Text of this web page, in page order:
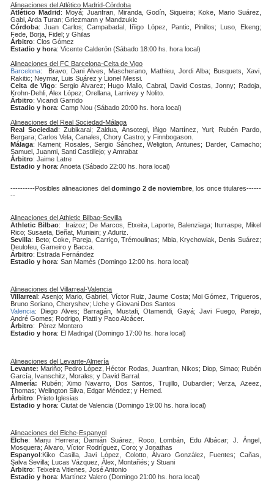
Alineaciones del Atlético Madrid-Córdoba
Atlético Madrid: Moyá; Juanfran, Miranda, Godín, Siqueira; Koke, Mario Suárez,
Gabi, Arda Turan; Griezmann y Mandzukic
Córdoba: Juan Carlos; Campabadal, Iñigo López, Pantic, Pinillos; Luso, Ekeng;
Fede, Borja, Fidel; y Ghilas
Árbitro: Clos Gómez
Estadio y hora: Vicente Calderón (Sábado 18:00 hs. hora local)
Alineaciones del FC Barcelona-Celta de Vigo
Barcelona: Bravo; Dani Alves, Mascherano, Mathieu, Jordi Alba; Busquets, Xavi,
Rakitic; Neymar, Luis Suárez y Lionel Messi.
Celta de Vigo: Sergio Álvarez; Hugo Mallo, Cabral, David Costas, Jonny; Radoja,
Krohn-Dehli, Álex López; Orellana, Larrivey y Nolito.
Árbitro: Vicandi Garrido
Estadio y hora: Camp Nou (Sábado 20:00 hs. hora local)
Alineaciones del Real Sociedad-Málaga
Real Sociedad: Zubikarai; Zaldua, Ansotegi, Iñigo Martínez, Yuri; Rubén Pardo,
Bergara; Carlos Vela, Canales, Chory Castro; y Finnbogason.
Málaga: Kameni; Rosales, Sergio Sánchez, Weligton, Antunes; Darder, Camacho;
Samuel, Juanmi, Santi Castillejo; y Amrabat
Árbitro: Jaime Latre
Estadio y hora: Anoeta (Sábado 22:00 hs. hora local)
----------Posibles alineaciones del domingo 2 de noviembre , los once titulares------
--
Alineaciones del Athletic Bilbao-Sevilla
Athletic Bilbao: Iraizoz; De Marcos, Etxeita, Laporte, Balenziaga; Iturraspe, Mikel
Rico; Susaeta, Beñat, Muniain; y Aduriz.
Sevilla: Beto; Coke, Pareja, Carriço, Trémoulinas; Mbia, Krychowiak, Denis Suárez;
Deulofeu, Gameiro y Bacca.
Árbitro: Estrada Fernández
Estadio y hora: San Mamés (Domingo 12:00 hs. hora local)
Alineaciones del Villarreal-Valencia
Villarreal: Asenjo; Mario, Gabriel, Víctor Ruiz, Jaume Costa; Moi Gómez, Trigueros,
Bruno Soriano, Cheryshev; Uche y Giovani Dos Santos
Valencia: Diego Alves; Barragán, Mustafi, Otamendi, Gayá; Javi Fuego, Parejo,
André Gomes; Rodrigo, Piatti y Paco Alcácer.
Árbitro: Pérez Montero
Estadio y hora: El Madrigal (Domingo 17:00 hs. hora local)
Alineaciones del Levante-Almería
Levante: Mariño; Pedro López, Héctor Rodas, Juanfran, Nikos; Diop, Simao; Rubén
García, Ivanschitz, Morales; y David Barral.
Almería:
Rubén; Ximo Navarro, Dos Santos, Trujillo, Dubardier; Verza, Azeez,
Thomas; Welington Silva, Edgar Méndez; y Hemed.
Árbitro: Prieto Iglesias
Estadio y hora: Ciutat de Valencia (Domingo 19:00 hs. hora local)
Alineaciones del Elche-Espanyol
Elche: Manu Herrera; Damián Suárez, Roco, Lombán, Edu Albácar; J. Ángel,
Mosquera; Álvaro, Víctor Rodríguez, Coro; y Jonathas
Espanyol:Kiko Casilla, Javi López, Colotto, Álvaro González, Fuentes; Cañas,
Salva Sevilla; Lucas Vázquez, Álex, Montañés; y Stuani
Árbitro: Teixeira Vitienes, José Antonio
Estadio y hora: Martínez Valero (Domingo 21:00 hs. hora local)